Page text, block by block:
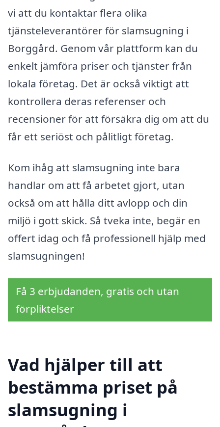
vi att du kontaktar flera olika
tjänsteleverantörer för slamsugning i
Borggård. Genom vår plattform kan du
enkelt jämföra priser och tjänster från
lokala företag. Det är också viktigt att
kontrollera deras referenser och
recensioner för att försäkra dig om att du
får ett seriöst och pålitligt företag.
Kom ihåg att slamsugning inte bara
handlar om att få arbetet gjort, utan
också om att hålla ditt avlopp och din
miljö i gott skick. Så tveka inte, begär en
offert idag och få professionell hjälp med
slamsugningen!
Få 3 erbjudanden, gratis och utan
förpliktelser
Vad hjälper till att
bestämma priset på
slamsugning i